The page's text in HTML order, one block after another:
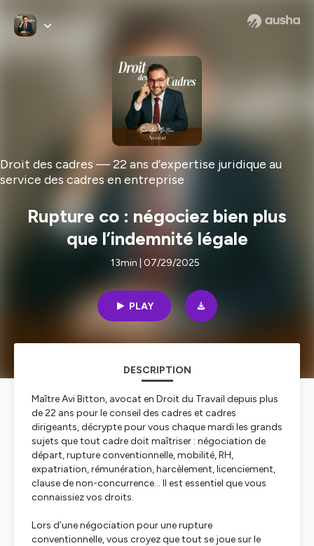
Droit des cadres — 22 ans d’expertise juridique au
service des cadres en entreprise
Rupture co : négociez bien plus
que l’indemnité légale
13min | 07/29/2025
PLAY
DESCRIPTION
Maître Avi Bitton, avocat en Droit du Travail depuis plus
de 22 ans pour le conseil des cadres et cadres
dirigeants, décrypte pour vous chaque mardi les grands
sujets que tout cadre doit maîtriser : négociation de
départ, rupture conventionnelle, mobilité, RH,
expatriation, rémunération, harcèlement, licenciement,
clause de non-concurrence… Il est essentiel que vous
connaissiez vos droits.
Lors d’une négociation pour une rupture
conventionnelle, vous croyez que tout se joue sur le